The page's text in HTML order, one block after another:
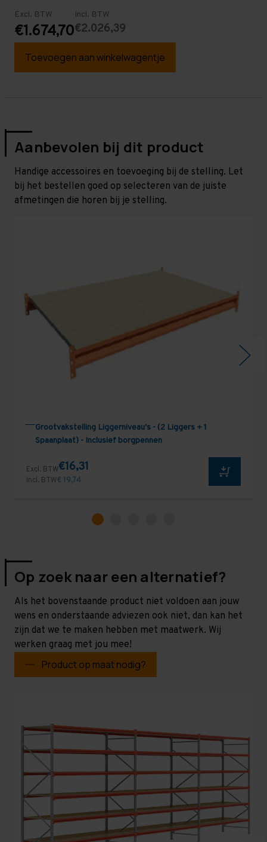
Excl. BTW
€1.674,70
Incl. BTW
€2.026,39
Toevoegen aan winkelwagentje
Aanbevolen bij dit product
Handige accessoires en toevoeging bij de stelling. Let
bij het bestellen goed op selecteren van de juiste
afmetingen die horen bij je stelling.
Grootvakstelling Liggerniveau's - (2 Liggers + 1
Spaanplaat) - Inclusief borgpennen
Excl. BTW€16,31
Incl. BTW€ 19,74
Op zoek naar een alternatief?
Als het bovenstaande product niet voldoen aan jouw
wens en onderstaande adviezen ook niet, dan kan het
zijn dat we te maken hebben met maatwerk. Wij
werken graag met jou mee!
Product op maat nodig?